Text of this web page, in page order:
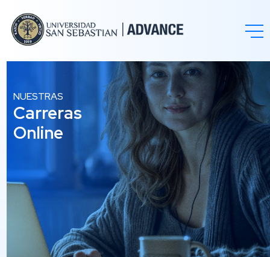
NUESTRAS
Carreras
Online